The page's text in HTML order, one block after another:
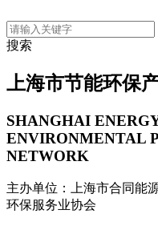
搜索
上海市节能环保
SHANGHAI
ENVIRONMENTAL
NETWORK
主办单位：上海市合同能
环保服务业协会